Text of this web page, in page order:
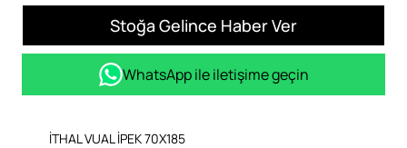
Stoğa Gelince Haber Ver
WhatsApp ile iletişime geçin
İTHAL VUAL İPEK 70X185